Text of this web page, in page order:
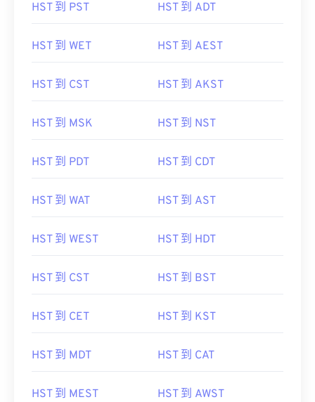
HST 到 PST HST 到 ADT
HST 到 WET HST 到 AEST
HST 到 CST HST 到 AKST
HST 到 MSK HST 到 NST
HST 到 PDT HST 到 CDT
HST 到 WAT HST 到 AST
HST 到 WEST HST 到 HDT
HST 到 CST HST 到 BST
HST 到 CET HST 到 KST
HST 到 MDT HST 到 CAT
HST 到 MEST HST 到 AWST